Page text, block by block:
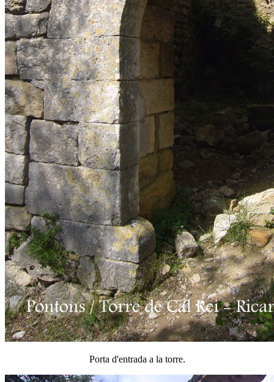
Porta d'entrada a la torre.